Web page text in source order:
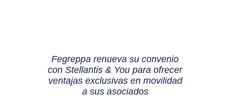
Fegreppa renueva su convenio
con Stellantis & You para ofrecer
ventajas exclusivas en movilidad
a sus asociados